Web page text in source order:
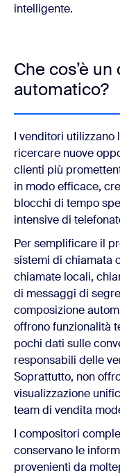
intelligente.
Che cos’è
automatico?
I venditori utilizzano
ricercare nuove
clienti più
in modo efficace,
blocchi di tempo
intensive di
Per semplificare il
sistemi di chiamata
chiamate locali,
di messaggi di
composizione
offrono funzionalità
pochi dati sulle
responsabili delle
Soprattutto, non
visualizzazione
team di vendita
I compositori
conservano le
provenienti da